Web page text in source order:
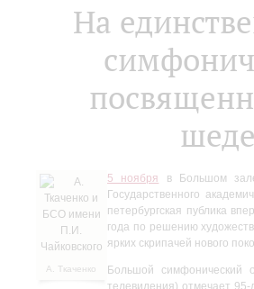
На
А. Ткаченко
5 ноября в Большом
Государственного
петербургская публика
года по решению
ярких скрипачей нового
Большой симфонический
телевидения) отмечает 95-